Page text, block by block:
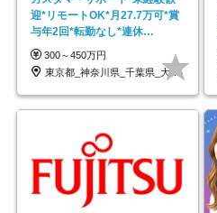
迎*リモートOK*月27.7万可*賞
与年2回*転勤なし*連休
OK/ZE010232
300～450万円
東京都_神奈川県_千葉県_大阪府_愛知県…